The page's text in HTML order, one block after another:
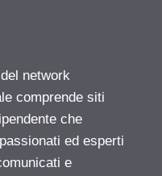
network
comprende siti
che
ed esperti
e